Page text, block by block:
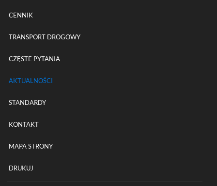
CENNIK
TRANSPORT DROGOWY
CZĘSTE PYTANIA
AKTUALNOŚCI
STANDARDY
KONTAKT
MAPA STRONY
DRUKUJ